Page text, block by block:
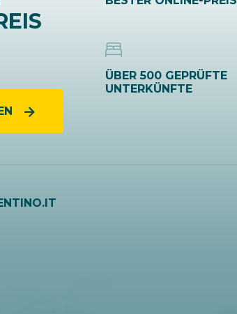
ÜBER 500 GEPRÜFTE
UNTERKÜNFTE